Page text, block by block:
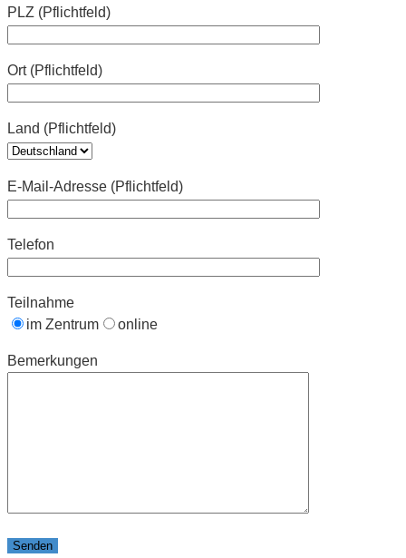
PLZ (Pflichtfeld)
Ort (Pflichtfeld)
Land (Pflichtfeld)
E-Mail-Adresse (Pflichtfeld)
Telefon
Teilnahme
im Zentrum
online
Bemerkungen
Bitte lasse dieses Feld leer.